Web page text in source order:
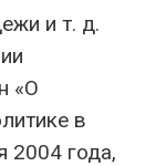
и т. д.
«О
в
2004 года,